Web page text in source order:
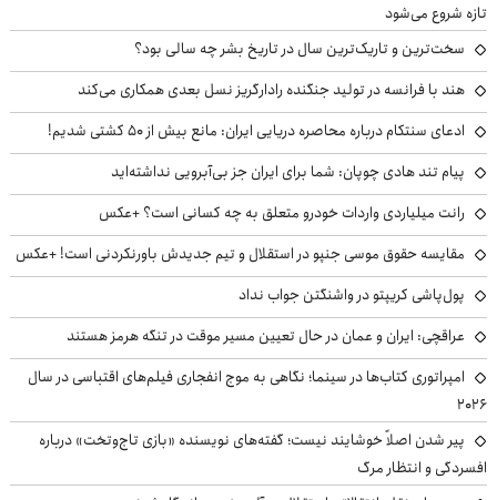
تازه شروع می‌شود
سخت‌ترین و تاریک‌ترین سال در تاریخ بشر چه سالی بود؟
هند با فرانسه در تولید جنگنده رادارگریز نسل بعدی همکاری می‌کند
ادعای سنتکام درباره محاصره دریایی ایران: مانع بیش از ۵۰ کشتی شدیم!
پیام تند هادی چوپان: شما برای ایران جز بی‌آبرویی نداشته‌اید
رانت میلیاردی واردات خودرو متعلق به چه کسانی است؟ +عکس
مقایسه حقوق موسی جنپو در استقلال و تیم جدیدش باورنکردنی است! +عکس
پول‌پاشی کریپتو در واشنگتن جواب نداد
عراقچی: ایران و عمان در حال تعیین مسیر موقت در تنگه هرمز هستند
امپراتوری کتاب‌ها در سینما؛ نگاهی به موج انفجاری فیلم‌های اقتباسی در سال
۲۰۲۶
پیر شدن اصلاً خوشایند نیست؛ گفته‌های نویسنده «بازی تاج‌وتخت» درباره
افسردگی و انتظار مرگ